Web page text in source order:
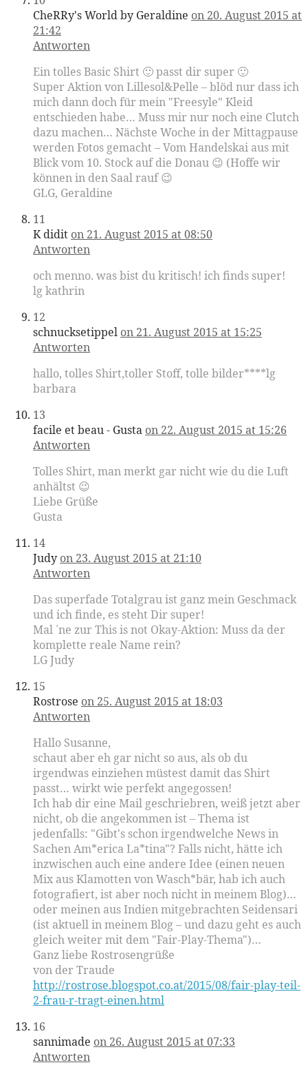
CheRRy's World by Geraldine on 20. August 2015 at
21:42
Antworten
Ein tolles Basic Shirt 🙂 passt dir super 🙂
Super Aktion von Lillesol&Pelle – blöd nur dass ich
mich dann doch für mein "Freesyle" Kleid
entschieden habe… Muss mir nur noch eine Clutch
dazu machen… Nächste Woche in der Mittagpause
werden Fotos gemacht – Vom Handelskai aus mit
Blick vom 10. Stock auf die Donau 😉 (Hoffe wir
können in den Saal rauf 😉
GLG, Geraldine
11
K didit on 21. August 2015 at 08:50
Antworten
och menno. was bist du kritisch! ich finds super!
lg kathrin
12
schnucksetippel on 21. August 2015 at 15:25
Antworten
hallo, tolles Shirt,toller Stoff, tolle bilder****lg
barbara
13
facile et beau - Gusta on 22. August 2015 at 15:26
Antworten
Tolles Shirt, man merkt gar nicht wie du die Luft
anhältst 😉
Liebe Grüße
Gusta
14
Judy on 23. August 2015 at 21:10
Antworten
Das superfade Totalgrau ist ganz mein Geschmack
und ich finde, es steht Dir super!
Mal ´ne zur This is not Okay-Aktion: Muss da der
komplette reale Name rein?
LG Judy
15
Rostrose on 25. August 2015 at 18:03
Antworten
Hallo Susanne,
schaut aber eh gar nicht so aus, als ob du
irgendwas einziehen müstest damit das Shirt
passt… wirkt wie perfekt angegossen!
Ich hab dir eine Mail geschriebren, weiß jetzt aber
nicht, ob die angekommen ist – Thema ist
jedenfalls: "Gibt's schon irgendwelche News in
Sachen Am*erica La*tina"? Falls nicht, hätte ich
inzwischen auch eine andere Idee (einen neuen
Mix aus Klamotten von Wasch*bär, hab ich auch
fotografiert, ist aber noch nicht in meinem Blog)…
oder meinen aus Indien mitgebrachten Seidensari
(ist aktuell in meinem Blog – und dazu geht es auch
gleich weiter mit dem "Fair-Play-Thema")…
Ganz liebe Rostrosengrüße
von der Traude
http://rostrose.blogspot.co.at/2015/08/fair-play-teil-
2-frau-r-tragt-einen.html
16
sannimade on 26. August 2015 at 07:33
Antworten